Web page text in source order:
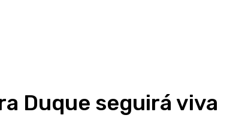
Duque seguirá viva